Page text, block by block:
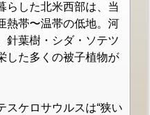
らした北米西部は、当
熱帯〜温帯の低地。河
針葉樹・シダ・ソテツ
した多くの被子植物が
スケロサウルスは“狭い